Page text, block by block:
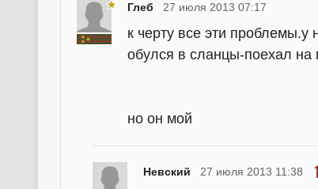
Глеб 27 июля 2013 07:17
к черту все эти проблемы.у
обулся в сланцы-поехал
но он мой
Невский 27 июля 2013 11:38